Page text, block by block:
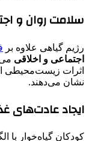
سلامت روان و
رژیم گیاهی علاوه بر
اجتماعی و اخلاقی
اثرات زیست‌محیطی
نشان می‌دهند.
ایجاد عادت‌های
کودکان گیاه‌خوار با